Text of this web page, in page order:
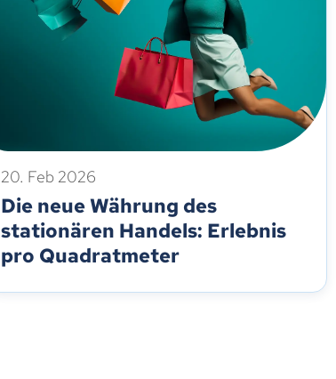
20. Feb 2026
Die neue Währung des
stationären Handels: Erlebnis
pro Quadratmeter